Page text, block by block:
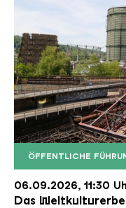
ÖFFENTLICHE
Der
Copyright:
06.09.2026, 11:30
Das